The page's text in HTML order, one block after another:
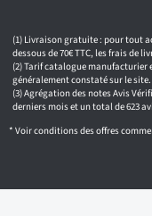
Livraison gratuite : pour tout
dessous de 70€ TTC, les frais de
Tarif catalogue manufacturier
généralement constaté sur le site.
Agrégation des notes Avis
derniers mois et un total de 623
* Voir conditions des offres